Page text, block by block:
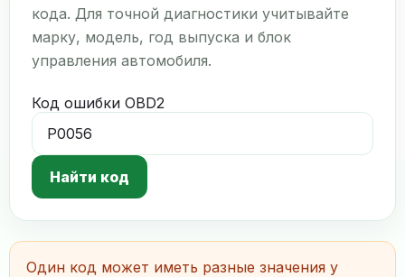
кода. Для точной диагностики учитывайте
марку, модель, год выпуска и блок
управления автомобиля.
Код ошибки OBD2
Найти код
Один код может иметь разные значения у